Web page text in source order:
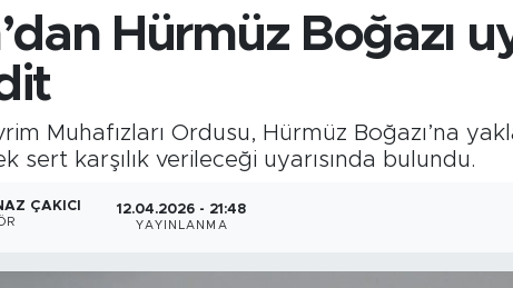
Hürmüz Boğazı
Muhafızları Ordusu, Hürmüz Boğazı’na
sert karşılık verileceği uyarısında bulundu.
ÇAKICI 12.04.2026 - 21:48
YAYINLANMA
ve Fikstür